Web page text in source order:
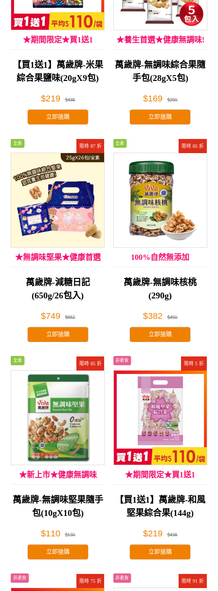
★期間限定★買1送1
【買1送1】萬歲牌-米果
綜合果鹽味(20gX9包)
$219 $438
立即搶購
★養生首選★健康無調味!
萬歲牌-無調味綜合果隨
手包(28gX5包)
$169 $200
立即搶購
限時 87 折
全素
★無調味堅果★健康首選
萬歲牌-減糖日記
(650g/26包入)
$749 $862
立即搶購
限時 85 折
全素
100%自然無添加
萬歲牌-無調味核桃
(290g)
$382 $450
立即搶購
限時 85 折
全素
★新上市★健康無調味
萬歲牌-無調味堅果隨手
包(10gX10包)
$110 $130
立即搶購
限時 5 折
非素食
★期間限定★買1送1
【買1送1】萬歲牌-和風
堅果綜合果(144g)
$219 $438
立即搶購
限時 75 折
非素食
限時 91 折
非素食